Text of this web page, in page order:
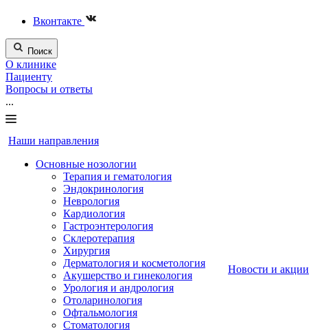
Вконтакте
Поиск
О клинике
Пациенту
Вопросы и ответы
...
Наши направления
Основные нозологии
Терапия и гематология
Эндокринология
Неврология
Кардиология
Гастроэнтерология
Склеротерапия
Хирургия
Дерматология и косметология
Акушерство и гинекология
Урология и андрология
Отоларинология
Офтальмология
Стоматология
Новости и акции